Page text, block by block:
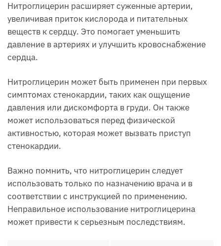
Нитроглицерин расширяет суженные артерии,
увеличивая приток кислорода и питательных
веществ к сердцу. Это помогает уменьшить
давление в артериях и улучшить кровоснабжение
сердца.
Нитроглицерин может быть применен при первых
симптомах стенокардии, таких как ощущение
давления или дискомфорта в груди. Он также
может использоваться перед физической
активностью, которая может вызвать приступ
стенокардии.
Важно помнить, что нитроглицерин следует
использовать только по назначению врача и в
соответствии с инструкцией по применению.
Неправильное использование нитроглицерина
может привести к серьезным последствиям.